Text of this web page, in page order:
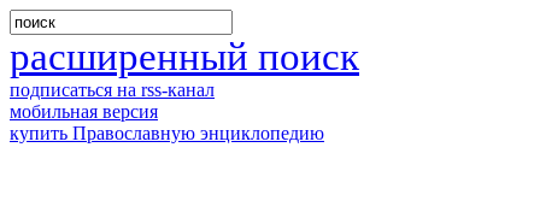
расширенный поиск
подписаться на rss-канал
мобильная версия
купить Православную энциклопедию